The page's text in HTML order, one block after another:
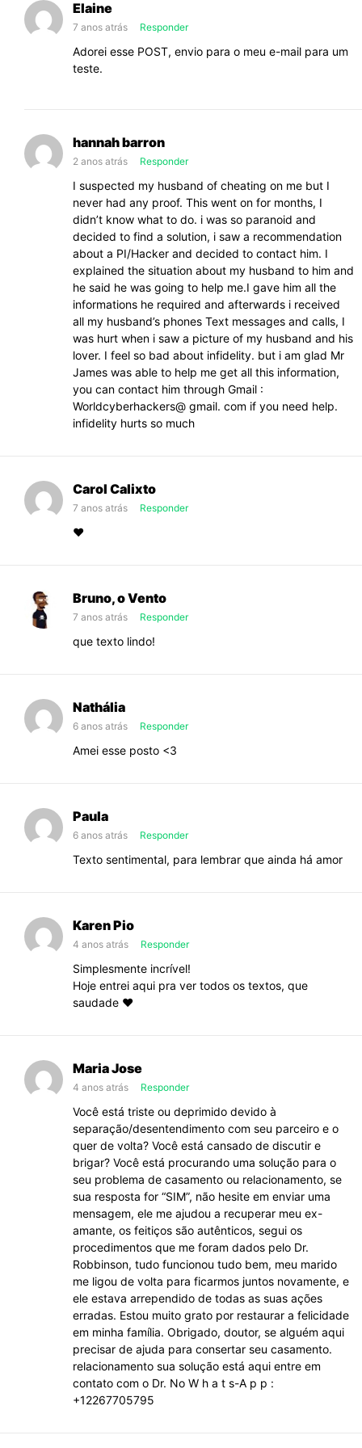
apaixonou
pelo
Elaine
7 anos atrás Responder
Adorei esse POST, envio para o meu e-mail para um
teste.
hannah barron
2 anos atrás Responder
I suspected my husband of cheating on me but I
never had any proof. This went on for months, I
didn’t know what to do. i was so paranoid and
decided to find a solution, i saw a recommendation
about a PI/Hacker and decided to contact him. I
explained the situation about my husband to him and
he said he was going to help me.I gave him all the
informations he required and afterwards i received
all my husband’s phones Text messages and calls, I
was hurt when i saw a picture of my husband and his
lover. I feel so bad about infidelity. but i am glad Mr
James was able to help me get all this information,
you can contact him through Gmail :
Worldcyberhackers@ gmail. com if you need help.
infidelity hurts so much
Carol Calixto
7 anos atrás Responder
❤️
Bruno, o Vento
7 anos atrás Responder
que texto lindo!
Nathália
6 anos atrás Responder
Amei esse posto <3
Paula
6 anos atrás Responder
Texto sentimental, para lembrar que ainda há amor
Karen Pio
4 anos atrás Responder
Simplesmente incrível!
Hoje entrei aqui pra ver todos os textos, que
saudade ❤️
Maria Jose
4 anos atrás Responder
Você está triste ou deprimido devido à
separação/desentendimento com seu parceiro e o
quer de volta? Você está cansado de discutir e
brigar? Você está procurando uma solução para o
seu problema de casamento ou relacionamento, se
sua resposta for “SIM”, não hesite em enviar uma
mensagem, ele me ajudou a recuperar meu ex-
amante, os feitiços são autênticos, segui os
procedimentos que me foram dados pelo Dr.
Robbinson, tudo funcionou tudo bem, meu marido
me ligou de volta para ficarmos juntos novamente, e
ele estava arrependido de todas as suas ações
erradas. Estou muito grato por restaurar a felicidade
em minha família. Obrigado, doutor, se alguém aqui
precisar de ajuda para consertar seu casamento.
relacionamento sua solução está aqui entre em
contato com o Dr. No W h a t s-A p p :
+12267705795